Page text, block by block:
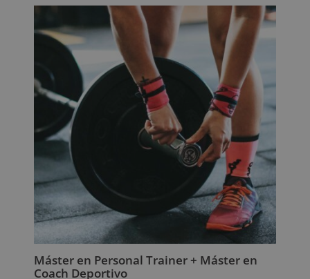
Máster en Personal Trainer + Máster en
Coach Deportivo